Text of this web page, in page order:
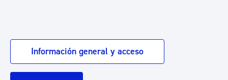
Información general y acceso